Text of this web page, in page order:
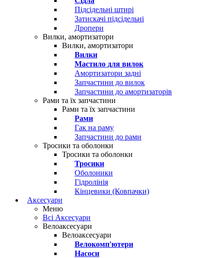
Підсідельні штирі
Затискачі підсідельні
Дропери
Вилки, амортизатори
Вилки, амортизатори
Вилки
Мастило для вилок
Амортизатори задні
Запчастини до вилок
Запчастини до амортизаторів
Рами та їх запчастини
Рами та їх запчастини
Рами
Гак на раму
Запчастини до рами
Тросики та оболонки
Тросики та оболонки
Тросики
Оболоники
Гідролінія
Кінцевики (Ковпачки)
Аксесуари
Меню
Всі Аксесуари
Велоаксесуари
Велоаксесуари
Велокомп'ютери
Насоси